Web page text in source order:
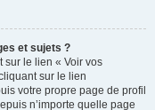
et sujets ?
sur le lien « Voir vos
sur le lien
votre propre page de profil
n’importe quelle page